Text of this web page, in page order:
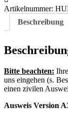
Artikelnummer:
Beschreibung
Bitte beachten:
uns eingehen (s.
einen zivilen
Ausweis Version